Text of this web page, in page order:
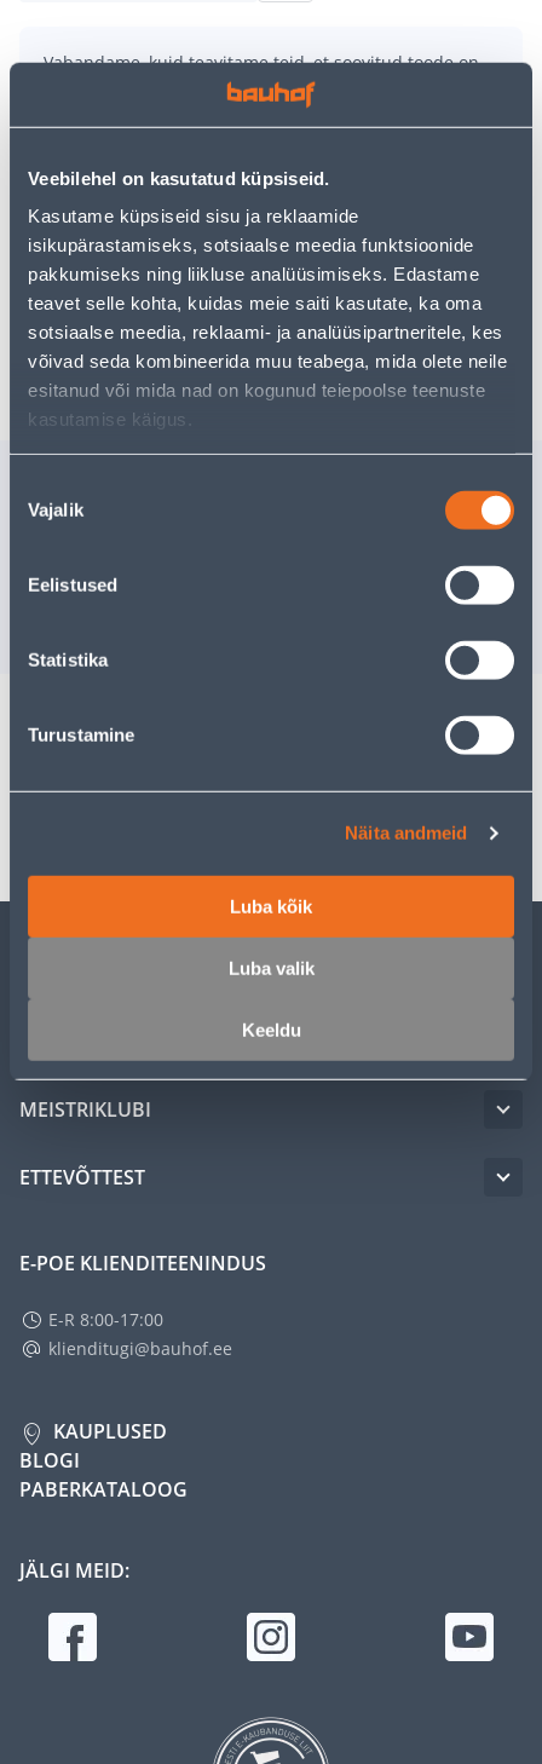
Veebilehel on kasutatud küpsiseid.
Kasutame küpsiseid sisu ja reklaamide
isikupärastamiseks, sotsiaalse meedia funktsioonide
pakkumiseks ning liikluse analüüsimiseks. Edastame
teavet selle kohta, kuidas meie saiti kasutate, ka oma
sotsiaalse meedia, reklaami- ja analüüsipartneritele, kes
võivad seda kombineerida muu teabega, mida olete neile
esitanud või mida nad on kogunud teiepoolse teenuste
kasutamise käigus.
valik
Vajalik
Eelistused
Statistika
Turustamine
Näita andmeid
Luba kõik
Luba valik
Keeldu
Vabandame, kuid teavitame teid, et soovitud toode on
hetkel suure nõudluse tõttu ajutiselt otsas. Siiski
pakume suurepäraseid alternatiive samast
tootekategooriast, mis võivad teile sama palju rõõmu
Teie ostlemisrõõm ei pea aga siin lõppema - oma
uurimistööd saate jätkata, naastes
avalehele
kasutades meie võimsat otsingufunktsiooni, et leida
veelgi meelepärasemad valikuid. Head ostlemist!
Tarne pole võimalik
MEISTRIKLUBI
ETTEVÕTTEST
E-POE KLIENDITEENINDUS
E-R 8:00-17:00
klienditugi@bauhof.ee
KAUPLUSED
BLOGI
PABERKATALOOG
JÄLGI MEID: